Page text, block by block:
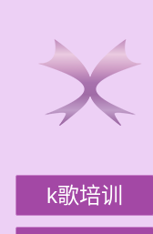
k歌培训